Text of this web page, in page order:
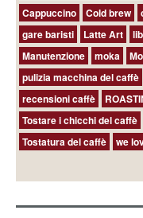
Cappuccino
Cold brew
gare baristi
Latte Art
Manutenzione
moka
pulizia macchina del caffè
recensioni caffè
Tostare i chicchi del caffè
Tostatura del caffè
we